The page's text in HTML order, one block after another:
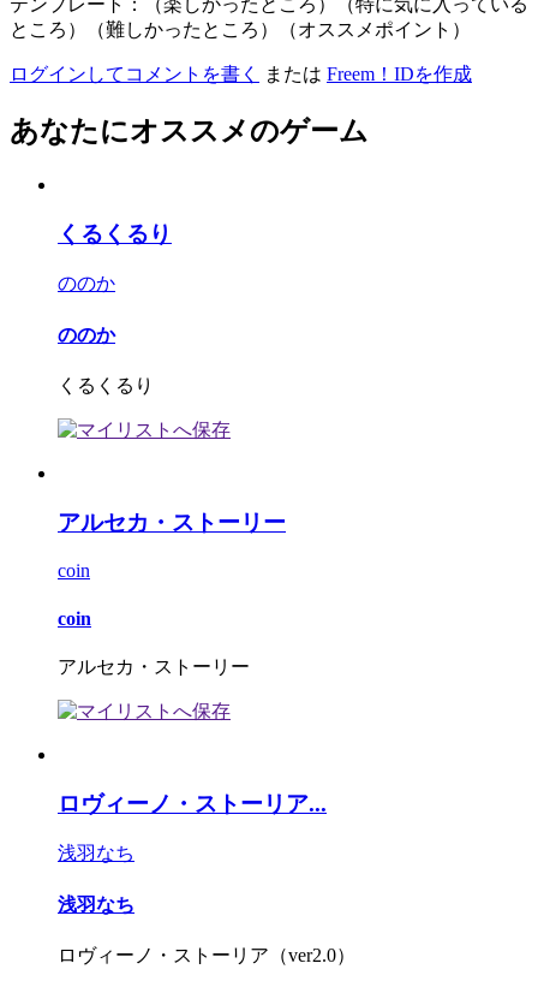
テンプレート：（楽しかったところ）（特に気に入っている
ところ）（難しかったところ）（オススメポイント）
ログインしてコメントを書く または Freem！IDを作成
あなたにオススメのゲーム
くるくるり
ののか
ののか
くるくるり
アルセカ・ストーリー
coin
coin
アルセカ・ストーリー
ロヴィーノ・ストーリア...
浅羽なち
浅羽なち
ロヴィーノ・ストーリア（ver2.0）